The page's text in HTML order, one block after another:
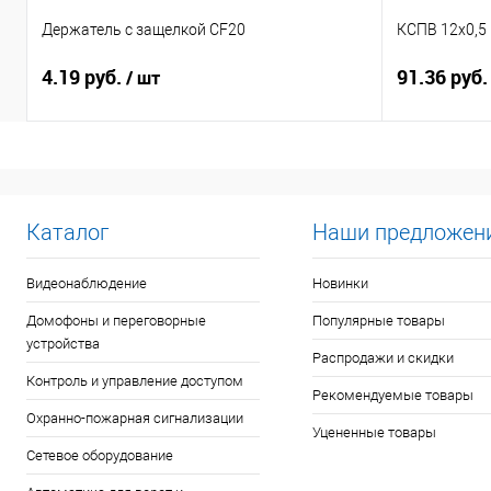
Держатель с защелкой CF20
4.19 руб. / шт
КСПВ 12х0,5
91.36 руб.
Каталог
Видеонаблюдение
Домофоны и переговорные
устройства
Контроль и управление доступом
Охранно-пожарная сигнализации
Сетевое оборудование
Наши
Новинки
Популярные товары
Распродажи и скидки
Рекомендуемые товары
Уцененные товары